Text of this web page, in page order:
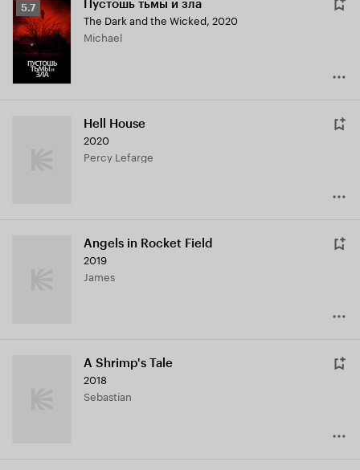
Рейтинг
Кинопоиска
5.7
5.7 Пустошь тьмы и зла
The Dark and the Wicked, 2020
Michael
Hell House
2020
Percy Lefarge
Angels in Rocket Field
2019
James
A Shrimp's Tale
2018
Sebastian